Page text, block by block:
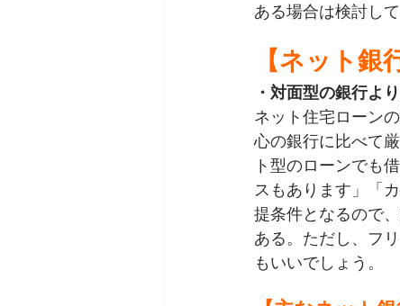
ある場合は検討し
【ネット銀
・対面型の銀行よ
ネット住宅ローン
心の銀行に比べて
ト型のローンでも
スもあります」「
提条件となるので
ある。ただし、フ
もいいでしょう。